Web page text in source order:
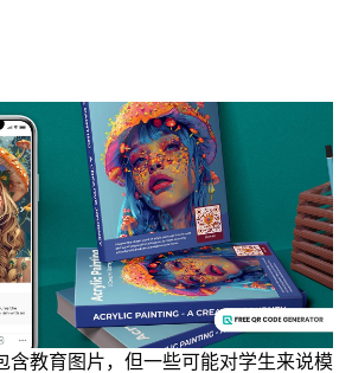
含教育图片，但一些可能对学生来说模